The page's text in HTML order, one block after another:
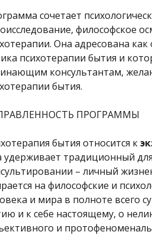
сочетает
философское
Она адресована
психотерапии бытия и
консультантам,
бытия.
ПРОГРАММЫ
бытия относится к
удерживает традиционный
– личный
на философские и
и мира в полноте всего
и к себе настоящему, о
и